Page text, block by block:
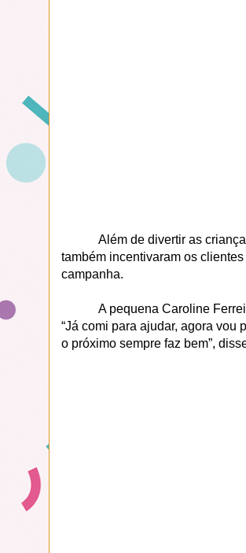
Além de divertir as
também incentivaram os
campanha.
A pequena Caroline
“Já comi para ajudar, agora vou
o próximo sempre faz bem”,